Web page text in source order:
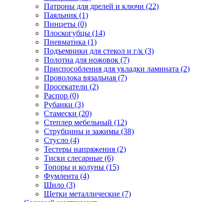
Патроны для дрелей и ключи (22)
Паяльник (1)
Пинцеты (0)
Плоскогубцы (14)
Пневматика (1)
Подъемники для стекол и г/к (3)
Полотна для ножовок (7)
Приспособления для укладки ламината (2)
Проволока вязальная (7)
Просекатели (2)
Распор (0)
Рубанки (3)
Стамески (20)
Степлер мебельный (12)
Струбцины и зажимы (38)
Стусло (4)
Тестеры напряжения (2)
Тиски слесарные (6)
Топоры и колуны (15)
Фумлента (4)
Шило (3)
Щетки металлические (7)